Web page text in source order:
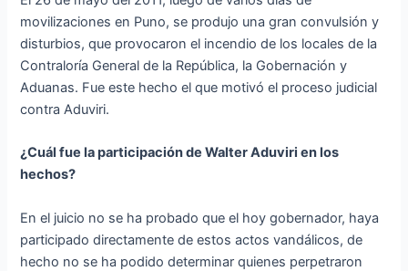
movilizaciones en Puno, se produjo una gran convulsión y
disturbios, que provocaron el incendio de los locales de la
Contraloría General de la República, la Gobernación y
Aduanas. Fue este hecho el que motivó el proceso judicial
contra Aduviri.
¿Cuál fue la participación de Walter Aduviri en los
hechos?
En el juicio no se ha probado que el hoy gobernador, haya
participado directamente de estos actos vandálicos, de
hecho no se ha podido determinar quienes perpetraron